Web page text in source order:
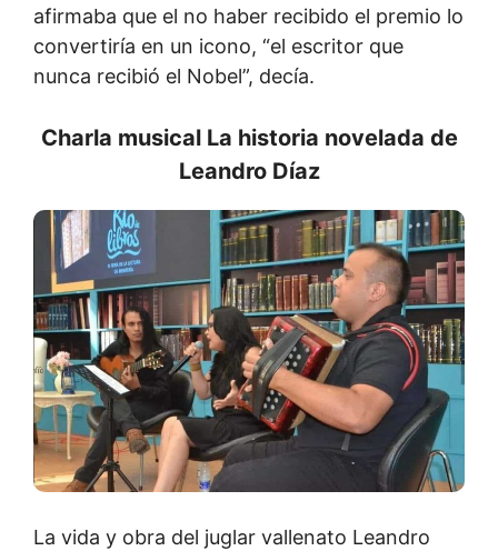
afirmaba que el no haber recibido el premio lo
convertiría en un icono, “el escritor que
nunca recibió el Nobel”, decía.
Charla musical La historia novelada de
Leandro Díaz
La vida y obra del juglar vallenato Leandro